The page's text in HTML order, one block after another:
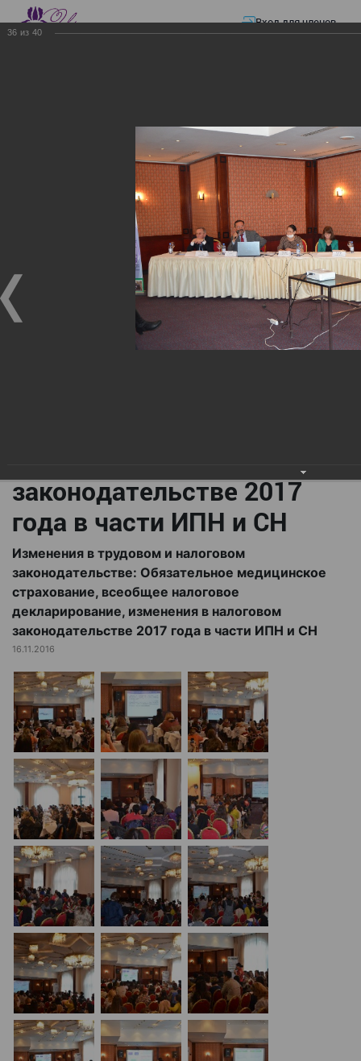
Вход для членов
Презентации—Изменения в трудовом и налоговом
законодательстве: Обязательное медицинское страхование, всеобщее
налоговое декларирование, изменения в налоговом законодательстве
2017 года в части ИПН и СН
Изменения в трудовом и
налоговом
законодательстве:
Обязательное
законодательстве 2017
года в части ИПН и СН
Изменения в трудовом и налоговом
законодательстве: Обязательное медицинское
страхование, всеобщее налоговое
декларирование, изменения в налоговом
законодательстве 2017 года в части ИПН и СН
16.11.2016
36 из 40